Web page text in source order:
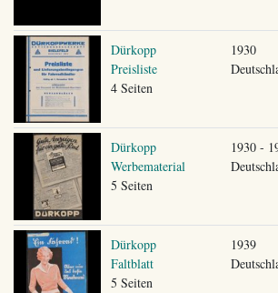
Dürkopp
Preisliste
4 Seiten
1930
Dürkopp
Werbematerial
5 Seiten
1930 -
Dürkopp
Faltblatt
5 Seiten
1939